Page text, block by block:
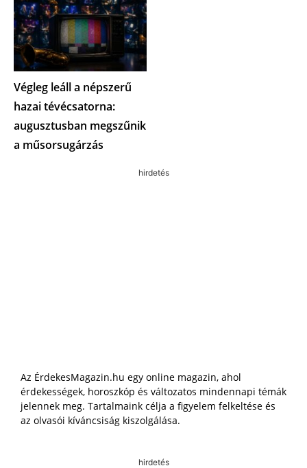
Végleg leáll a népszerű
hazai tévécsatorna:
augusztusban megszűnik
a műsorsugárzás
hirdetés
Az ÉrdekesMagazin.hu egy online magazin, ahol
érdekességek, horoszkóp és változatos mindennapi témák
jelennek meg. Tartalmaink célja a figyelem felkeltése és
az olvasói kíváncsiság kiszolgálása.
hirdetés